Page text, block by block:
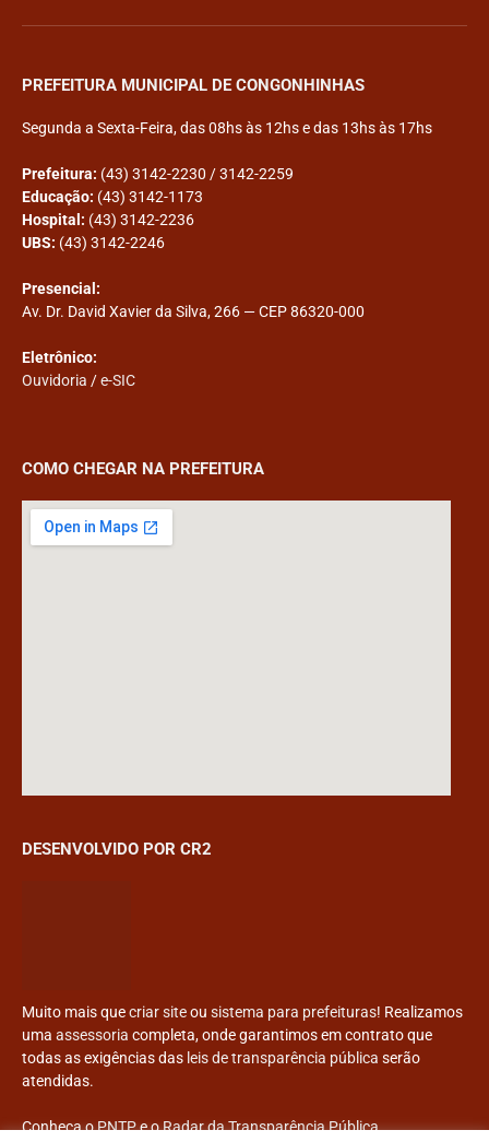
PREFEITURA MUNICIPAL DE CONGONHINHAS
Segunda a Sexta-Feira, das 08hs às 12hs e das 13hs às 17hs
Prefeitura: (43) 3142-2230 / 3142-2259
Educação: (43) 3142-1173
Hospital: (43) 3142-2236
UBS: (43) 3142-2246
Presencial:
Av. Dr. David Xavier da Silva, 266 — CEP 86320-000
Eletrônico:
Ouvidoria /e-SIC
COMO CHEGAR NA PREFEITURA
DESENVOLVIDO POR CR2
Muito mais quecriar siteou sistema para prefeituras! Realizamos
uma assessoria completa, onde garantimos em contrato que
todas as exigências das leis de transparência pública serão
atendidas.
Conheça oPNTPe oRadar da Transparência Pública